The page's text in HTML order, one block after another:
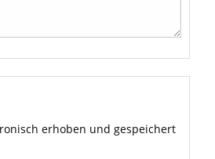
erhoben und gespeichert